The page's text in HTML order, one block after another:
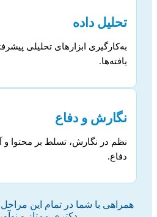
تحلیل داده
به‌کارگیری ابزارهای تحلیلی
یافته‌ها.
نگارش و دفاع
نظم در نگارش، تسلط بر محتوا و
دفاع.
همراهی با شما در تمام این